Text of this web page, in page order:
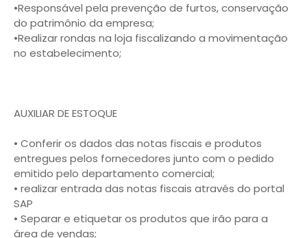
•Responsável pela prevenção de furtos, conservação
do patrimônio da empresa;
•Realizar rondas na loja fiscalizando a movimentação
no estabelecimento;
AUXILIAR DE ESTOQUE
• Conferir os dados das notas fiscais e produtos
entregues pelos fornecedores junto com o pedido
emitido pelo departamento comercial;
• realizar entrada das notas fiscais através do portal
SAP
• Separar e etiquetar os produtos que irão para a
área de vendas;